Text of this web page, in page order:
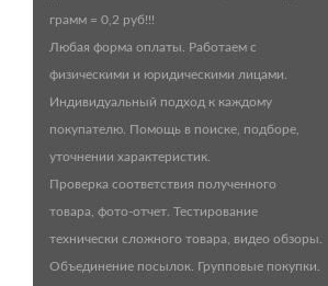
грамм = 0,2 руб!!!
Любая форма оплаты. Работаем с
физическими и юридическими лицами.
Индивидуальный подход к каждому
покупателю. Помощь в поиске, подборе,
уточнении характеристик.
Проверка соответствия полученного
товара, фото-отчет. Тестирование
технически сложного товара, видео обзоры.
Объединение посылок. Групповые покупки.